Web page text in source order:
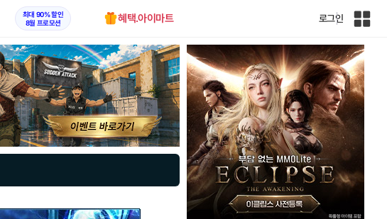
최대 90% 할인
8월 프로모션
혜택.아이마트 로그인
인
전
체
사
이
트
맵